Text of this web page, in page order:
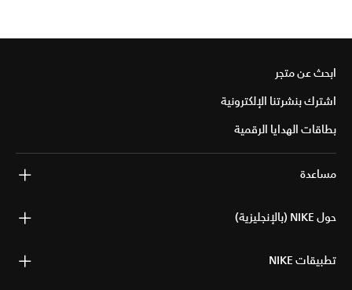
ابحث عن متجر
اشترك بنشرتنا الإلكترونية
بطاقات الهدايا الرقمية
مساعدة
حول NIKE (بالإنجليزية)
تطبيقات NIKE